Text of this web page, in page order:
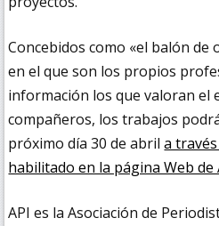
Concebidos como «el balón de
en el que son los propios
información los que valoran el
compañeros, los trabajos
próximo día 30 de abrila
habilitado en la página Web de
API es la Asociación de